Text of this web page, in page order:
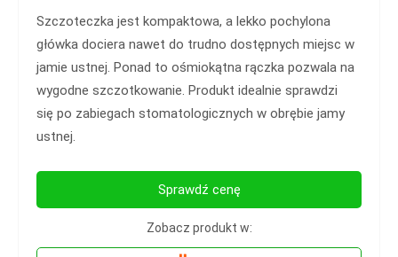
Szczoteczka jest kompaktowa, a lekko pochylona
główka dociera nawet do trudno dostępnych miejsc w
jamie ustnej. Ponad to ośmiokątna rączka pozwala na
wygodne szczotkowanie. Produkt idealnie sprawdzi
się po zabiegach stomatologicznych w obrębie jamy
ustnej.
Sprawdź cenę
Zobacz produkt w: